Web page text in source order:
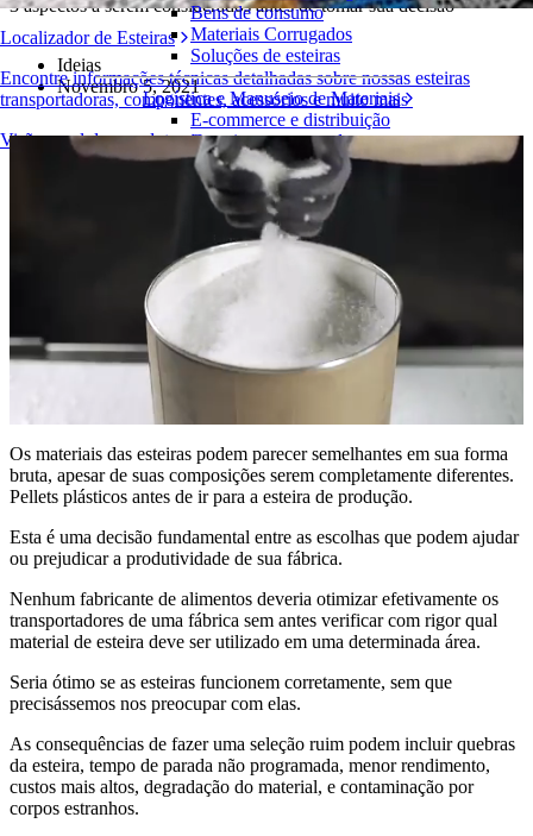
Localizador de Esteiras
Encontre informações técnicas detalhadas sobre nossas esteiras
transportadoras, componentes, acessórios e muito mais
Visão geral dos produtos
Bens de consumo
Materiais Corrugados
Soluções de esteiras
Logística e Manuseio de Materiais
E-commerce e distribuição
Correio e encomendas
Pneus e Automotivos
Pneus
Automotivo
Baterias de VE
Industrial
Visão geral das indústrias
3 aspectos a serem considerados antes de tomar sua decisão
Ideias
Novembro 5, 2021
Os materiais das esteiras podem parecer semelhantes em sua forma
bruta, apesar de suas composições serem completamente diferentes.
Pellets plásticos antes de ir para a esteira de produção.
Esta é uma decisão fundamental entre as escolhas que podem ajudar
ou prejudicar a produtividade de sua fábrica.
Nenhum fabricante de alimentos deveria otimizar efetivamente os
transportadores de uma fábrica sem antes verificar com rigor qual
material de esteira deve ser utilizado em uma determinada área.
Seria ótimo se as esteiras funcionem corretamente, sem que
precisássemos nos preocupar com elas.
As consequências de fazer uma seleção ruim podem incluir quebras
da esteira, tempo de parada não programada, menor rendimento,
custos mais altos, degradação do material, e contaminação por
corpos estranhos.